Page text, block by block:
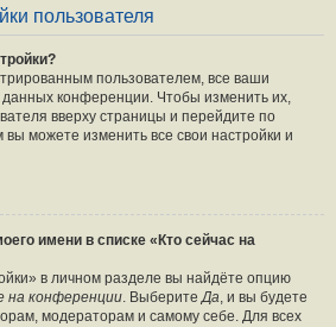
пользователя
пользователем, все ваши
данных конференции. Чтобы изменить их,
вверху страницы и перейдите по
вы можете изменить все свои настройки и
имени в списке «Кто сейчас на
в личном разделе вы найдёте опцию
на конференции. ВыберитеДа, и вы будете
модераторам и самому себе. Для всех